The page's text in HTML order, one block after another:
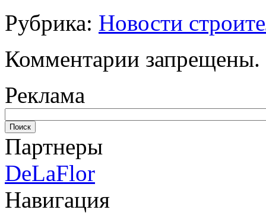
Рубрика: Новости
Комментарии запрещены.
Реклама
Партнеры
DeLaFlor
Навигация